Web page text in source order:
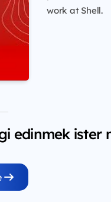
work at Shell.
edinmek ister